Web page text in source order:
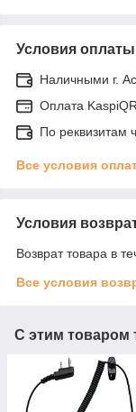
Условия оплаты
Наличными г.
Оплата KaspiQR
По реквизитам
Все условия
Условия
Возврат товара в
Все условия
С этим товаром